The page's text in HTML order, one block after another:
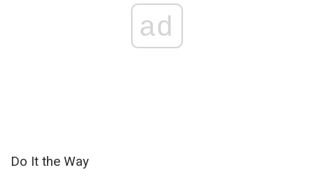
ad
Do It the Way